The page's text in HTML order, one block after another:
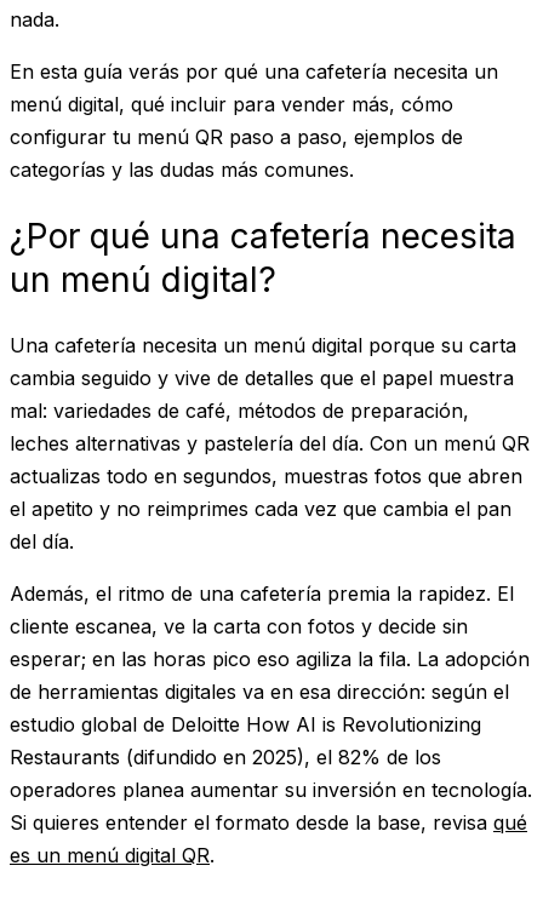
nada.
En esta guía verás por qué una cafetería necesita un
menú digital, qué incluir para vender más, cómo
configurar tu menú QR paso a paso, ejemplos de
categorías y las dudas más comunes.
¿Por qué una cafetería necesita
un menú digital?
Una cafetería necesita un menú digital porque su carta
cambia seguido y vive de detalles que el papel muestra
mal: variedades de café, métodos de preparación,
leches alternativas y pastelería del día. Con un menú QR
actualizas todo en segundos, muestras fotos que abren
el apetito y no reimprimes cada vez que cambia el pan
del día.
Además, el ritmo de una cafetería premia la rapidez. El
cliente escanea, ve la carta con fotos y decide sin
esperar; en las horas pico eso agiliza la fila. La adopción
de herramientas digitales va en esa dirección: según el
estudio global de Deloitte How AI is Revolutionizing
Restaurants (difundido en 2025), el 82% de los
operadores planea aumentar su inversión en tecnología.
Si quieres entender el formato desde la base, revisa qué
es un menú digital QR.